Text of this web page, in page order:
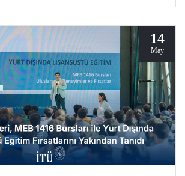
14
May